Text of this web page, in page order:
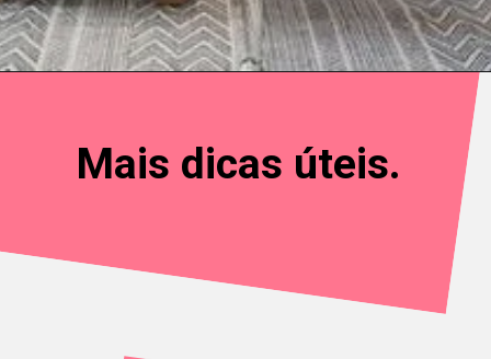
Mais dicas úteis.